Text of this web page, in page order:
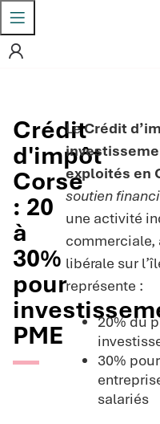
Crédit
d'impôt
Corse
: 20
à
30%
pour
PME
LeCrédit
exploités en
soutien
une activité
commerciale,
libérale sur
représente :
20% du
30%
salariés